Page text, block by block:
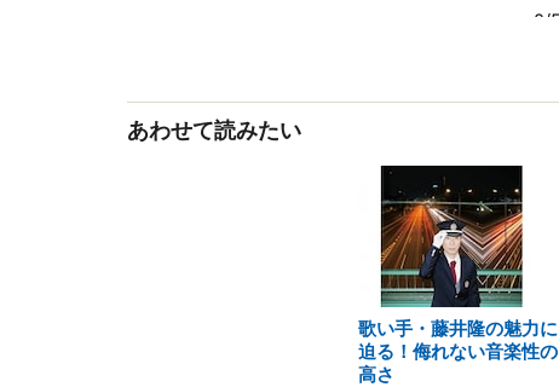
あわせて読みたい
歌い手・藤井隆の魅力に
迫る！侮れない音楽性の
高さ